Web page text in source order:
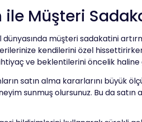
Müşteri
müşteri sadakatini
kendilerini özel
ihtiyaç ve beklentilerini öncelik
satın alma kararlarını büyük
sunmuş olursunuz. Bu da satın